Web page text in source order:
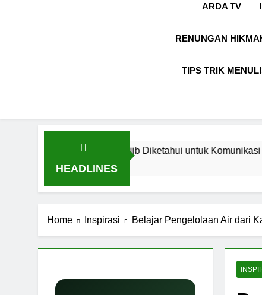
ARDA TV
RENUNGAN
TIPS TRIK
HEADLINES
yang Wajib Diketahui untuk Komunikasi Kekinian di EF
Home Inspirasi Belajar Pengelolaan Air dari